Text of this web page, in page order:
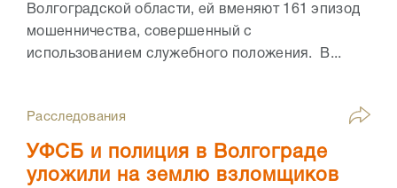
Волгоградской области, ей вменяют 161 эпизод
мошенничества, совершенный с
использованием служебного положения. В...
Расследования
УФСБ и полиция в Волгограде
уложили на землю взломщиков